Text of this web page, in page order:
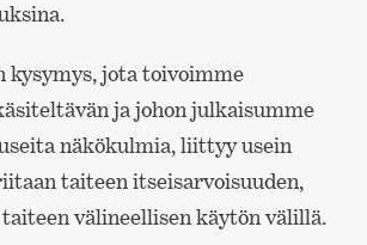
kysymys, jota toivoimme
ja johon julkaisumme
näkökulmia, liittyy usein
taiteen itseisarvoisuuden,
välineellisen käytön välillä.